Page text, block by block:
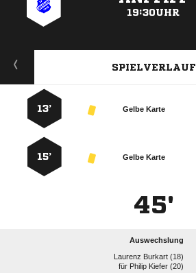
19:30UHR
SPIELVERLAUF
Gelbe Karte
13’
Gelbe Karte
15’
45'
Auswechslung
  
für   